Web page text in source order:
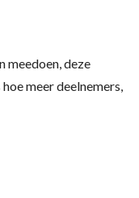
meedoen, deze
meer deelnemers,